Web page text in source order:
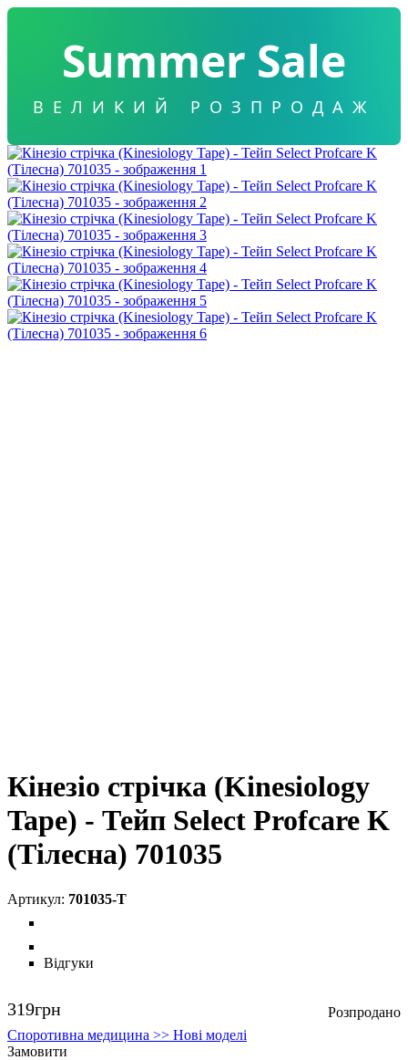
Summer Sale
ВЕЛИКИЙ РОЗПРОДАЖ
Кінезіо стрічка (Kinesiology
Tape) - Тейп Select Profcare K
(Тілесна) 701035
701035-T
Відгуки
319грн
Споротивна медицина >> Нові моделі
Замовити